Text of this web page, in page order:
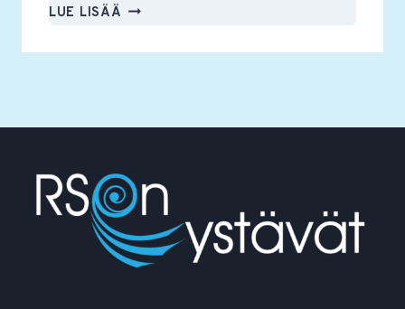
LUE LISÄÄ RSON
RY:N